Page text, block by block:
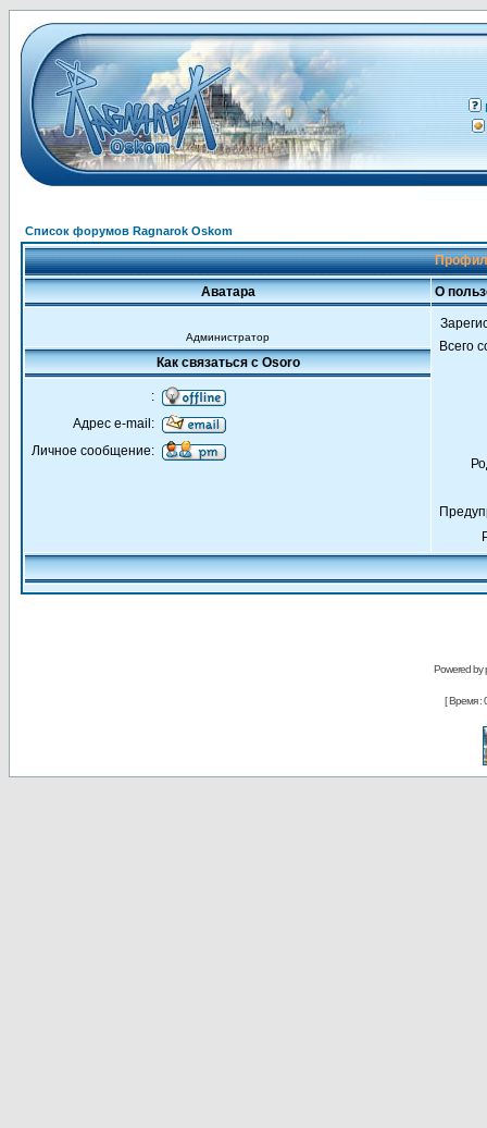
Список форумов Ragnarok Oskom
Аватара О
Администратор
Всего
Как связаться с Osoro
:
Адрес e-mail:
Личное сообщение:
Powered by
[ Время :